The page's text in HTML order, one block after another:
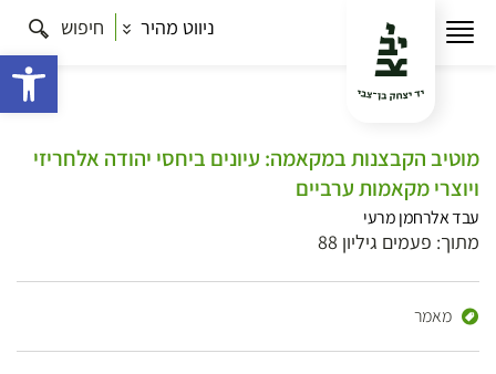
ניווט מהיר חיפוש
מוטיב הקבצנות במקאמה: עיונים ביחסי יהודה אלחריזי
ויוצרי מקאמות ערביים
עבד אלרחמן מרעי
מתוך: פעמים גיליון 88
מאמר